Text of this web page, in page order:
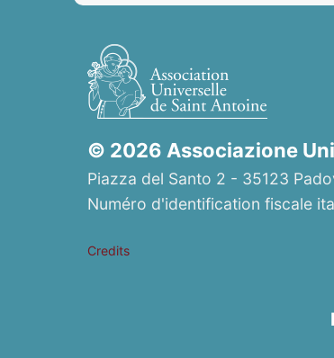
© 2026 Associazione
Piazza del Santo 2 - 35123
Numéro d'identification fiscale
Credits